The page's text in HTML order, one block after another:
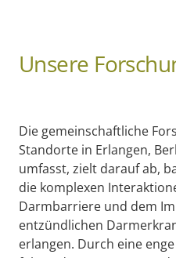
Unsere
Die gemeinschaftliche
Standorte in Erlangen,
umfasst, zielt darauf ab,
die komplexen
Darmbarriere und dem
entzündlichen
erlangen. Durch eine